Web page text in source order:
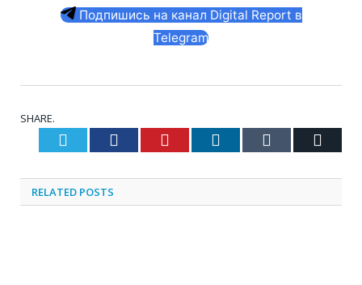
Подпишись на канал Digital Report в
Telegram
SHARE.
Twitter Facebook Pinterest LinkedIn Tumblr
RELATED POSTS